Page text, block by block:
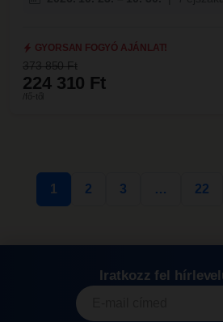
GYORSAN FOGYÓ AJÁNLAT!
373 850 Ft
224 310 Ft
/fő-től
1 2 3 … 22
Iratkozz fel